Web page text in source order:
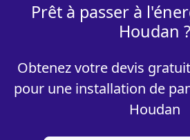
Prêt à passer à
Houdan ?
Obtenez votre devis
pour une installation de
Houdan